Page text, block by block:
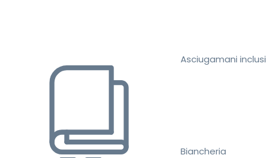
Asciugamani inclusi
Biancheria